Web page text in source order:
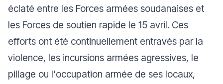
éclaté entre les Forces armées soudanaises et
les Forces de soutien rapide le 15 avril. Ces
efforts ont été continuellement entravés par la
violence, les incursions armées agressives, le
pillage ou l'occupation armée de ses locaux,